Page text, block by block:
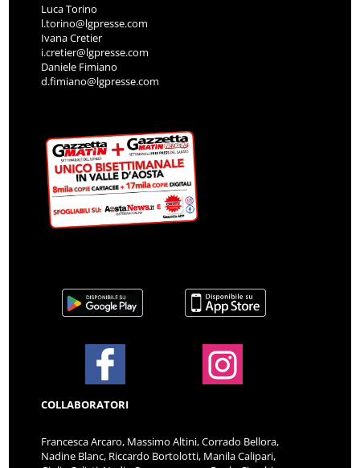
Luca Torino
l.torino@lgpresse.com
Ivana Cretier
i.cretier@lgpresse.com
Daniele Fimiano
d.fimiano@lgpresse.com
COLLABORATORI
Francesca Arcaro, Massimo Altini, Corrado Bellora,
Nadine Blanc, Riccardo Bortolotti, Manila Calipari,